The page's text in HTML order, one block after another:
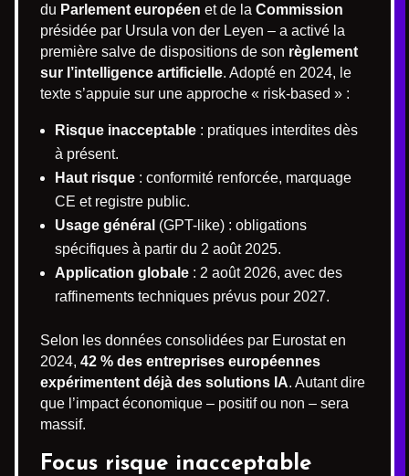
du Parlement européen et de la Commission
présidée par Ursula von der Leyen – a activé la
première salve de dispositions de son règlement
sur l’intelligence artificielle. Adopté en 2024, le
texte s’appuie sur une approche « risk-based » :
Risque inacceptable : pratiques interdites dès
à présent.
Haut risque : conformité renforcée, marquage
CE et registre public.
Usage général (GPT-like) : obligations
spécifiques à partir du 2 août 2025.
Application globale : 2 août 2026, avec des
raffinements techniques prévus pour 2027.
Selon les données consolidées par Eurostat en
2024, 42 % des entreprises européennes
expérimentent déjà des solutions IA. Autant dire
que l’impact économique – positif ou non – sera
massif.
Focus risque inacceptable